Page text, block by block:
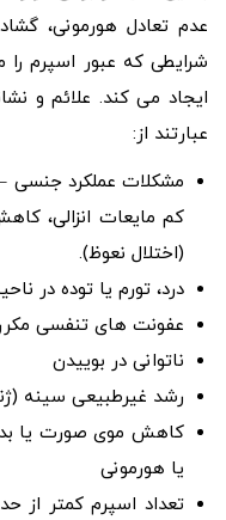
عدم تعادل هورمونی،
شرایطی که عبور اسپرم را
ایجاد می کند. علائم و
عبارتند از:
مشکلات عملکرد جنسی –
کم مایعات انزالی،
(اختلال نعوظ).
درد، تورم یا توده در
عفونت های تنفسی
ناتوانی در بوییدن
رشد غیرطبیعی سینه
کاهش موی صورت یا
یا هورمونی